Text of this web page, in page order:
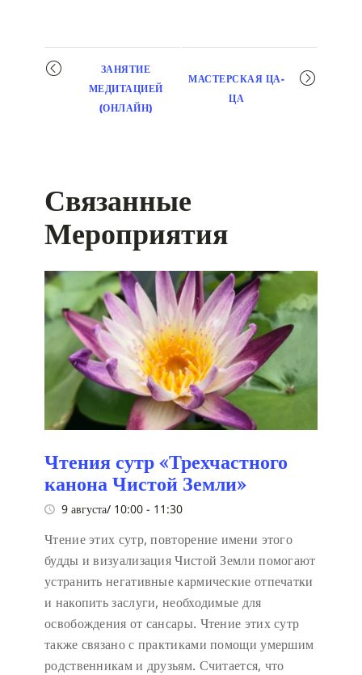
Мероприятие
навигация
ЗАНЯТИЕ
МЕДИТАЦИЕЙ
(ОНЛАЙН)
МАСТЕРСКАЯ ЦА-
ЦА
Связанные
Мероприятия
Чтения сутр «Трехчастного
канона Чистой Земли»
9 августа/ 10:00 - 11:30
Чтение этих сутр, повторение имени этого
будды и визуализация Чистой Земли помогают
устранить негативные кармические отпечатки
и накопить заслуги, необходимые для
освобождения от сансары. Чтение этих сутр
также связано с практиками помощи умершим
родственникам и друзьям. Считается, что